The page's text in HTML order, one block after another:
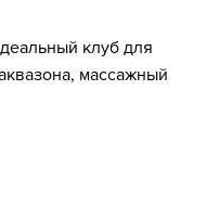
клуб для
массажный